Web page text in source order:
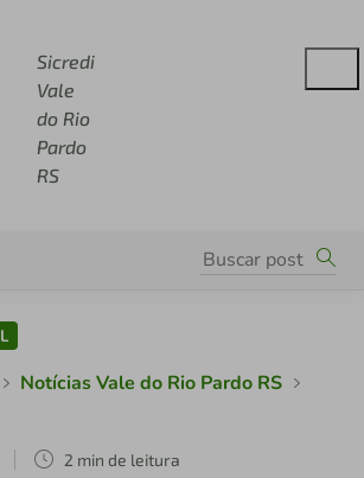
Sicredi
Vale
do Rio
Pardo
RS
Notícias Vale do Rio Pardo RS
2 min de leitura